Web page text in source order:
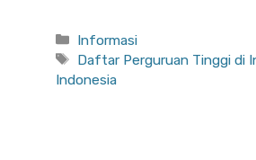
Categories
Informasi
Tags
Daftar Perguruan Tinggi di
Indonesia